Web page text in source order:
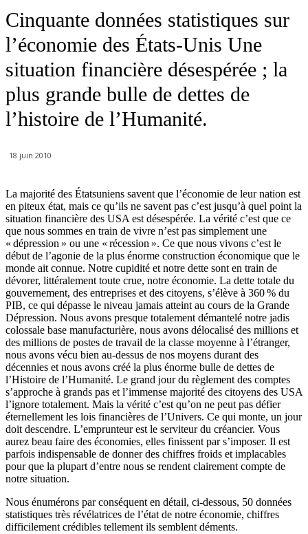
Cinquante données statistiques sur
l’économie des États-Unis Une
situation financière désespérée ; la
plus grande bulle de dettes de
l’histoire de l’Humanité.
18 juin 2010
La majorité des Étatsuniens savent que l’économie de leur nation est
en piteux état, mais ce qu’ils ne savent pas c’est jusqu’à quel point la
situation financière des USA est désespérée. La vérité c’est que ce
que nous sommes en train de vivre n’est pas simplement une
« dépression » ou une « récession ». Ce que nous vivons c’est le
début de l’agonie de la plus énorme construction économique que le
monde ait connue. Notre cupidité et notre dette sont en train de
dévorer, littéralement toute crue, notre économie. La dette totale du
gouvernement, des entreprises et des citoyens, s’élève à 360 % du
PIB, ce qui dépasse le niveau jamais atteint au cours de la Grande
Dépression. Nous avons presque totalement démantelé notre jadis
colossale base manufacturière, nous avons délocalisé des millions et
des millions de postes de travail de la classe moyenne à l’étranger,
nous avons vécu bien au-dessus de nos moyens durant des
décennies et nous avons créé la plus énorme bulle de dettes de
l’Histoire de l’Humanité. Le grand jour du règlement des comptes
s’approche à grands pas et l’immense majorité des citoyens des USA
l’ignore totalement. Mais la vérité c’est qu’on ne peut pas défier
éternellement les lois financières de l’Univers. Ce qui monte, un jour
doit descendre. L’emprunteur est le serviteur du créancier. Vous
aurez beau faire des économies, elles finissent par s’imposer. Il est
parfois indispensable de donner des chiffres froids et implacables
pour que la plupart d’entre nous se rendent clairement compte de
notre situation.
Nous énumérons par conséquent en détail, ci-dessous, 50 données
statistiques très révélatrices de l’état de notre économie, chiffres
difficilement crédibles tellement ils semblent déments.